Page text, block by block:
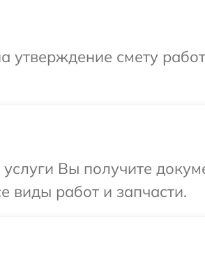
смету
Вы получите
виды работ и запчасти.